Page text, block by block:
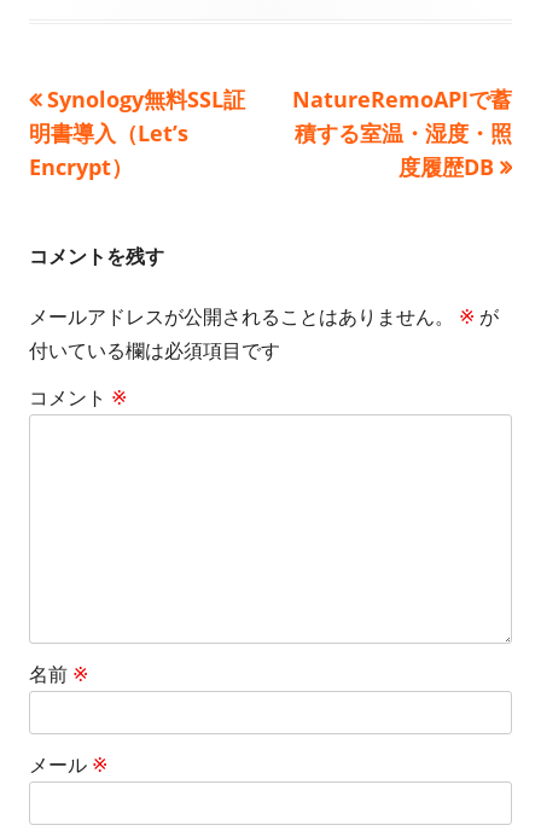
投
稿
ビ
ゲ
ー
シ
前
の
記
Synology無料SSL証
明書導入（Let’s
Encrypt）
次
の
NatureRemoAPIで蓄
積する室温・湿度・照
度履歴DB
コメントを残す
メールアドレスが公開されることはありません。 ※ が
付いている欄は必須項目です
コメント ※
名前 ※
メール ※